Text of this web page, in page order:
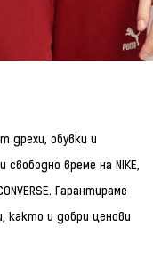
дрехи, обувки и
свободно време на NIKE,
Гарантираме
както и добри ценови